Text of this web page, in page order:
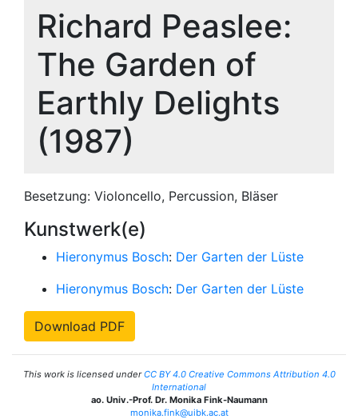
Richard Peaslee:
The Garden of
Earthly Delights
(1987)
Besetzung: Violoncello, Percussion, Bläser
Kunstwerk(e)
Hieronymus Bosch: Der Garten der Lüste
Hieronymus Bosch: Der Garten der Lüste
Download PDF
This work is licensed underCC BY 4.0 Creative Commons Attribution 4.0
International
ao. Univ.-Prof. Dr. Monika Fink-Naumann
monika.fink@uibk.ac.at